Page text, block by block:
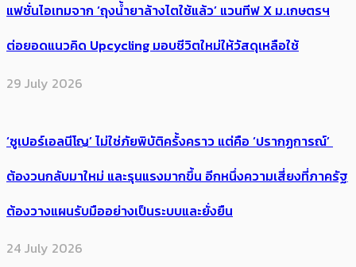
แฟชั่นไอเทมจาก ‘ถุงน้ำยาล้างไตใช้แล้ว’ แวนทีฟ X ม.เกษตรฯ
ต่อยอดแนวคิด Upcycling มอบชีวิตใหม่ให้วัสดุเหลือใช้
29 July 2026
‘ซูเปอร์เอลนีโญ’ ไม่ใช่ภัยพิบัติครั้งคราว แต่คือ ‘ปรากฏการณ์’ ​
ต้อง​วนกลับมาใหม่ และรุนแรงมากขึ้น อีกหนึ่งความเสี่ยงที่ภาครัฐ
ต้องวางแผนรับมืออย่างเป็นระบบและยั่งยืน
24 July 2026